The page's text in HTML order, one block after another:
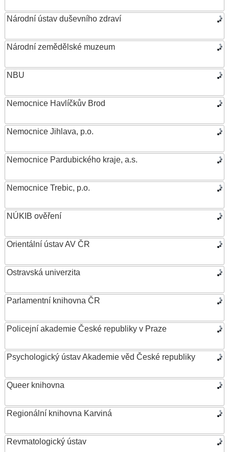
Národní ústav duševního zdraví
Národní zemědělské muzeum
NBU
Nemocnice Havlíčkův Brod
Nemocnice Jihlava, p.o.
Nemocnice Pardubického kraje, a.s.
Nemocnice Trebic, p.o.
NÚKIB ověření
Orientální ústav AV ČR
Ostravská univerzita
Parlamentní knihovna ČR
Policejní akademie České republiky v Praze
Psychologický ústav Akademie věd České republiky
Queer knihovna
Regionální knihovna Karviná
Revmatologický ústav